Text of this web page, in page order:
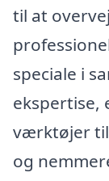
til at
speciale i
ekspertise,
værktøjer
og